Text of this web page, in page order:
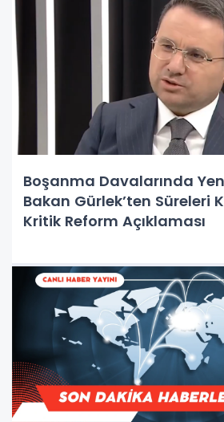
Boşanma Davalarında
Bakan Gürlek’ten Süreleri
Kritik Reform Açıklaması